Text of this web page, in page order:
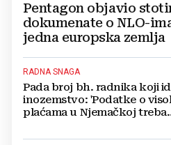
Pentagon objavio
dokumenate o NLO-
jedna europska zemlja
RADNA SNAGA
Pada broj bh. radnika koji
inozemstvo: 'Podatke o
plaćama u Njemačkoj treba